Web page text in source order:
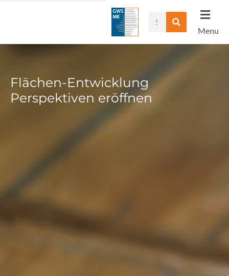
Menu
Suche
Flächen-Entwicklung
Perspektiven eröffnen